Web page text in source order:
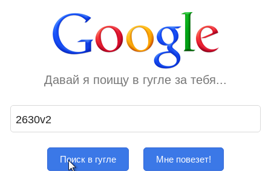
Давай я поищу в гугле за тебя...
Поиск в гугле Мне повезет!